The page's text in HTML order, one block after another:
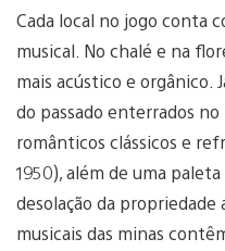
Cada local no jogo conta
musical. No chalé e na
mais acústico e orgânico.
do passado enterrados
românticos clássicos e
1950), além de uma
desolação da
musicais das minas